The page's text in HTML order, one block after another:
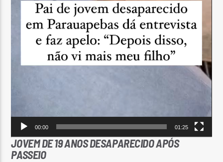
00:00 01:25
JOVEM DE 19 ANOS DESAPARECIDO APÓS
PASSEIO